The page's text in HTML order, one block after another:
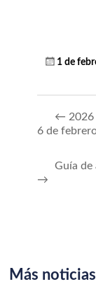
1 de
← 2026
6 de
Guía de
→
Más noticias